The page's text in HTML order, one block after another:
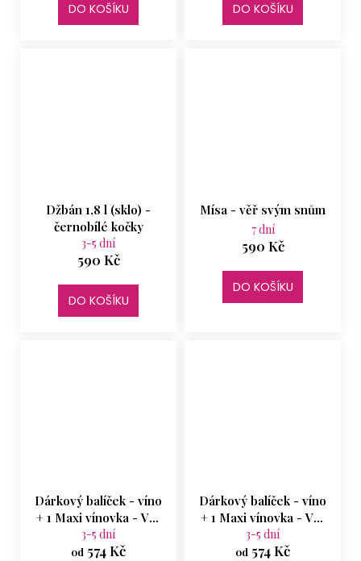
DO KOŠÍKU DO KOŠÍKU
Džbán 1,8 l (sklo) -
černobílé kočky
3-5 dní
590 Kč
DO KOŠÍKU
Mísa - věř svým snům
7 dní
590 Kč
DO KOŠÍKU
Dárkový balíček - víno
+ 1 Maxi vínovka - Věř
svým snům, modrá
3-5 dní
od 574 Kč
Dárkový balíček - víno
+ 1 Maxi vínovka - Věř
svým snům, růžová
3-5 dní
od 574 Kč